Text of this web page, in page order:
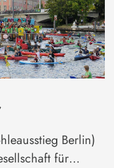
Berlin)
für…